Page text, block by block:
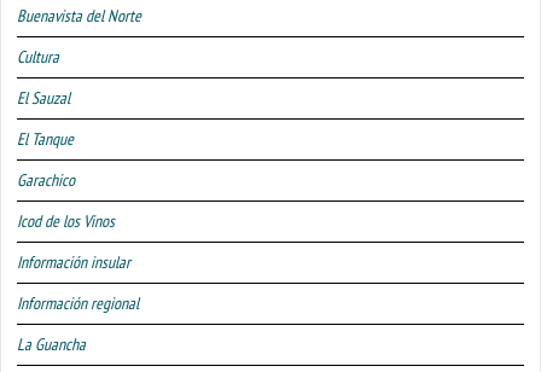
Buenavista del Norte
Cultura
El Sauzal
El Tanque
Garachico
Icod de los Vinos
Información insular
Información regional
La Guancha